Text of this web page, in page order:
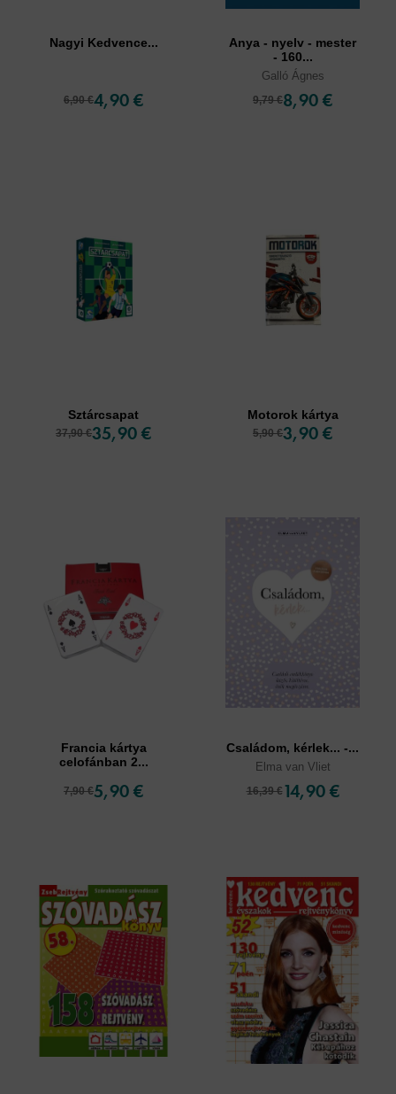
Nagyi Kedvence...
6,90 €4,90 €
Anya - nyelv - mester
- 160...
Galló Ágnes
9,79 €8,90 €
Sztárcsapat
37,90 €35,90 €
Motorok kártya
5,90 €3,90 €
Francia kártya
celofánban 2...
7,90 €5,90 €
Családom, kérlek... -...
Elma van Vliet
16,39 € 14,90 €